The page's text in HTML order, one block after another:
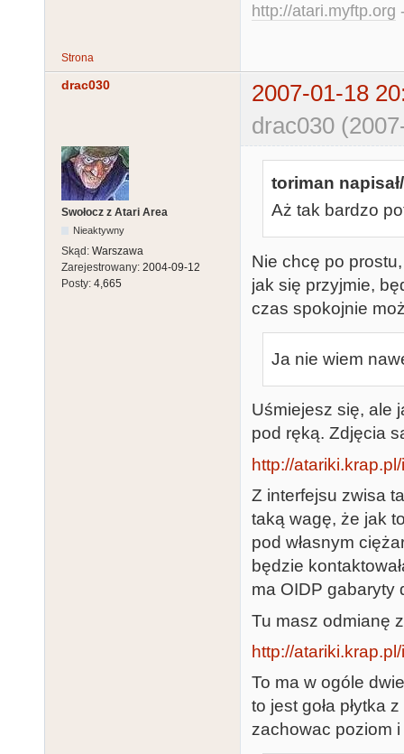
http://atari.myftp.org
Strona
drac030
2007-01-18
drac030
Swołocz z Atari Area
Nieaktywny
Skąd: Warszawa
Zarejestrowany: 2004-09-12
Posty: 4,665
toriman
Aż tak bardzo
Nie chcę po
jak się przyjmie,
czas spokojnie
Ja nie wiem
Uśmiejesz się, ale
pod ręką. Zdjęcia
http://
Z interfejsu zwisa
taką wagę, że jak
pod własnym
będzie
ma OIDP gabaryty
Tu masz odmianę
http://
To ma w ogóle
to jest goła płytka
zachowac poziom